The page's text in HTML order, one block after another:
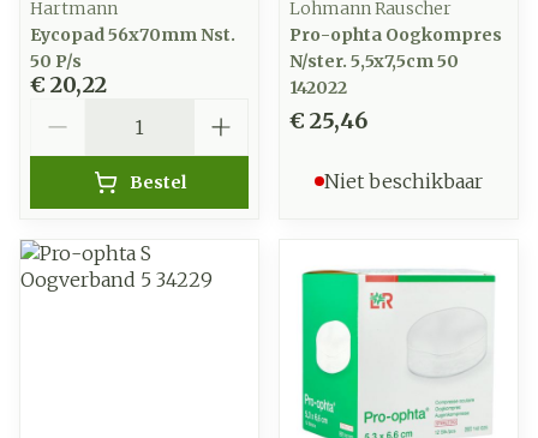
Hartmann
Eycopad 56x70mm Nst.
50 P/s
€ 20,22
Bestel
Lohmann Rauscher
Pro-ophta Oogkompres
N/ster. 5,5x7,5cm 50
142022
€ 25,46
Niet beschikbaar